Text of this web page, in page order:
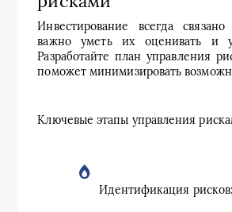
Инвестирование всегда
важно уметь их оценивать и
Разработайте план управления
поможет минимизировать
Ключевые этапы управления
Идентификация